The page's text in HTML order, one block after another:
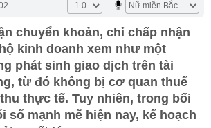
chuyển khoản, chỉ chấp nhận
kinh doanh xem như một
phát sinh giao dịch trên tài
từ đó không bị cơ quan thuế
thực tế. Tuy nhiên, trong bối
số mạnh mẽ hiện nay, kế hoạch